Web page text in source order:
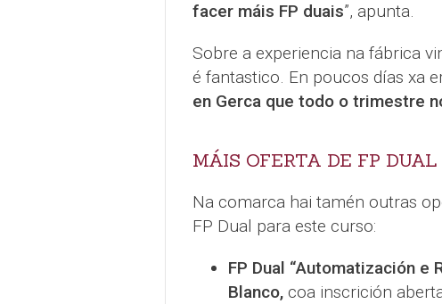
facer máis FP duais”, apunta.
Sobre a experiencia na fábrica
é fantastico. En poucos días xa
en Gerca que todo o trimestre
MÁIS OFERTA DE FP
Na comarca hai tamén outras
FP Dual para este curso:
FP Dual “Automatización e
Blanco,coa inscrición